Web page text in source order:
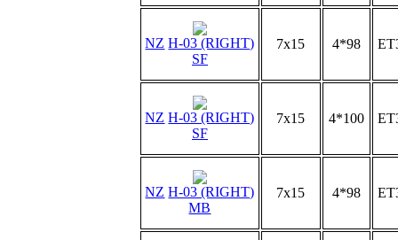
NZ H-03 (RIGHT)
SF
7x15 4*98
NZ H-03 (RIGHT)
SF
7x15 4*100
NZ H-03 (RIGHT)
MB
7x15 4*98